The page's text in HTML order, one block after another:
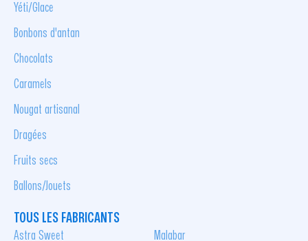
Yéti/Glace
Bonbons d'antan
Chocolats
Caramels
Nougat artisanal
Dragées
Fruits secs
Ballons/Jouets
TOUS LES FABRICANTS
Astra Sweet Malabar